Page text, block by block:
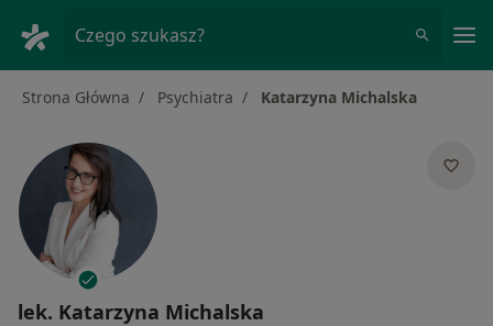
Czego szukasz?
Strona Główna Psychiatra Katarzyna Michalska
lek. Katarzyna Michalska